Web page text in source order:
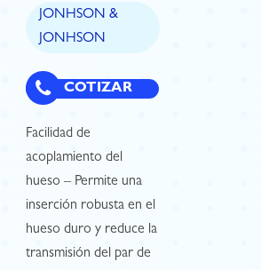
JONHSON &
JONHSON
COTIZAR
Facilidad de
acoplamiento del
hueso – Permite una
inserción robusta en el
hueso duro y reduce la
transmisión del par de